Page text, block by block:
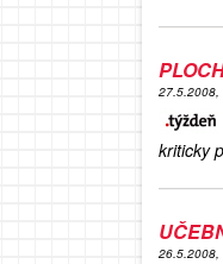
27.5.2008,
kriticky
26.5.2008,